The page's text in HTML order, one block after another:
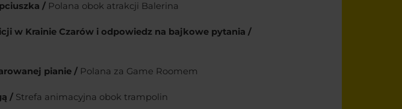
/ Polana obok atrakcji Balerina
w Krainie Czarów i odpowiedz na bajkowe pytania /
pianie / Polana za Game Roomem
/ Strefa animacyjna obok trampolin